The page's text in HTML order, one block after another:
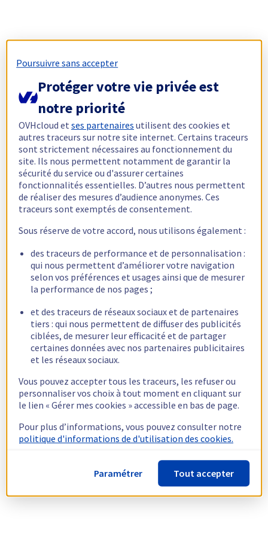
Poursuivre sans accepter
Protéger votre vie privée est
notre priorité
OVHcloud etses partenaires utilisent des cookies et
autres traceurs sur notre site internet. Certains traceurs
sont strictement nécessaires au fonctionnement du
site. Ils nous permettent notamment de garantir la
sécurité du service ou d'assurer certaines
fonctionnalités essentielles. D’autres nous permettent
de réaliser des mesures d’audience anonymes. Ces
traceurs sont exemptés de consentement.
Sous réserve de votre accord, nous utilisons également :
des traceurs de performance et de personnalisation :
qui nous permettent d’améliorer votre navigation
selon vos préférences et usages ainsi que de mesurer
la performance de nos pages ;
et des traceurs de réseaux sociaux et de partenaires
tiers : qui nous permettent de diffuser des publicités
ciblées, de mesurer leur efficacité et de partager
certaines données avec nos partenaires publicitaires
et les réseaux sociaux.
Vous pouvez accepter tous les traceurs, les refuser ou
personnaliser vos choix à tout moment en cliquant sur
le lien « Gérer mes cookies » accessible en bas de page.
Pour plus d’informations, vous pouvez consulter notre
politique d'informations de d'utilisation des cookies.
Paramétrer Tout accepter